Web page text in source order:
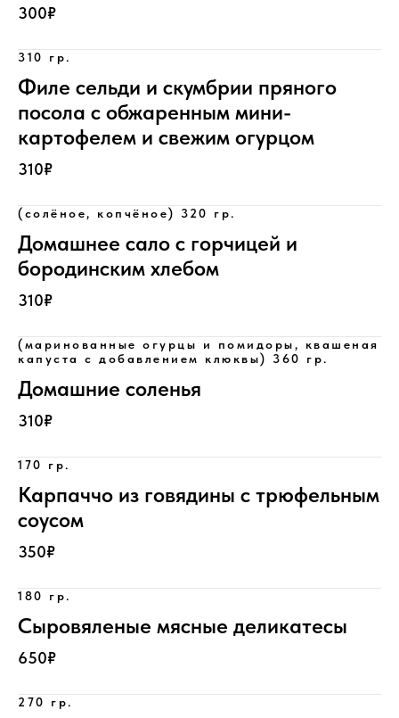
300₽
310 гр.
Филе сельди и скумбрии пряного
посола с обжаренным мини-
картофелем и свежим огурцом
310₽
(солёное, копчёное) 320 гр.
Домашнее сало с горчицей и
бородинским хлебом
310₽
(маринованные огурцы и помидоры, квашеная
капуста с добавлением клюквы) 360 гр.
Домашние соленья
310₽
170 гр.
Карпаччо из говядины с трюфельным
соусом
350₽
180 гр.
Сыровяленые мясные деликатесы
650₽
270 гр.